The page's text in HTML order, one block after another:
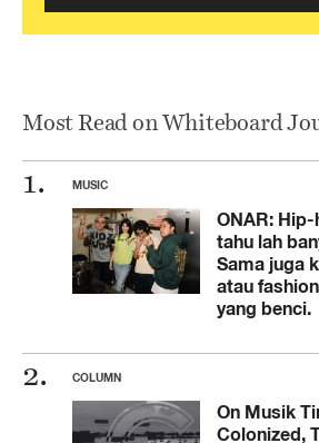
Most Read on Whiteboard
MUSIC
ONAR:
tahu lah
Sama juga
atau
yang benci.
COLUMN
On Musik
Colonized,